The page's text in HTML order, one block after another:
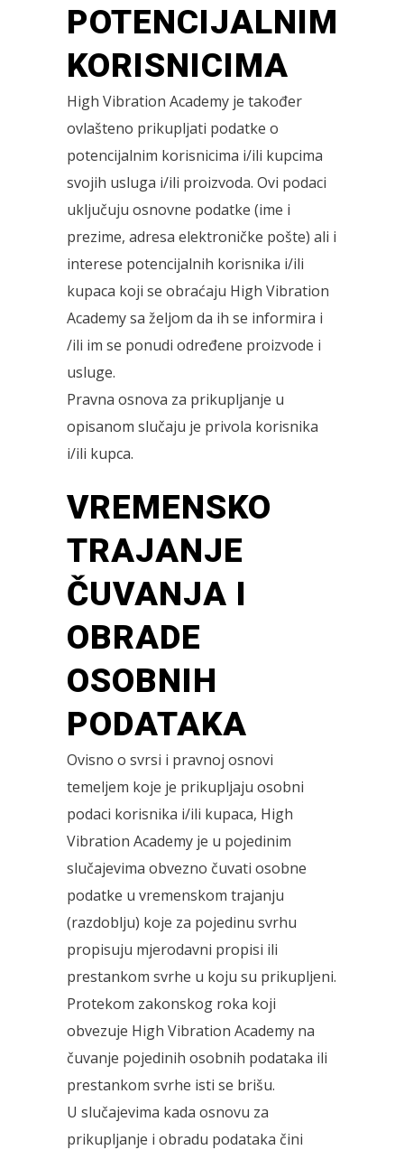
POTENCIJALNIM
KORISNICIMA
High Vibration Academy je također
ovlašteno prikupljati podatke o
potencijalnim korisnicima i/ili kupcima
svojih usluga i/ili proizvoda. Ovi podaci
uključuju osnovne podatke (ime i
prezime, adresa elektroničke pošte) ali i
interese potencijalnih korisnika i/ili
kupaca koji se obraćaju High Vibration
Academy sa željom da ih se informira i
/ili im se ponudi određene proizvode i
usluge.
Pravna osnova za prikupljanje u
opisanom slučaju je privola korisnika
i/ili kupca.
VREMENSKO
TRAJANJE
ČUVANJA I
OBRADE
OSOBNIH
PODATAKA
Ovisno o svrsi i pravnoj osnovi
temeljem koje je prikupljaju osobni
podaci korisnika i/ili kupaca, High
Vibration Academy je u pojedinim
slučajevima obvezno čuvati osobne
podatke u vremenskom trajanju
(razdoblju) koje za pojedinu svrhu
propisuju mjerodavni propisi ili
prestankom svrhe u koju su prikupljeni.
Protekom zakonskog roka koji
obvezuje High Vibration Academy na
čuvanje pojedinih osobnih podataka ili
prestankom svrhe isti se brišu.
U slučajevima kada osnovu za
prikupljanje i obradu podataka čini